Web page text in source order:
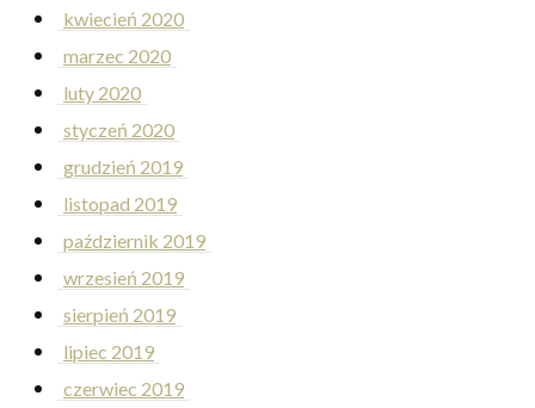
kwiecień 2020
marzec 2020
luty 2020
styczeń 2020
grudzień 2019
listopad 2019
październik 2019
wrzesień 2019
sierpień 2019
lipiec 2019
czerwiec 2019